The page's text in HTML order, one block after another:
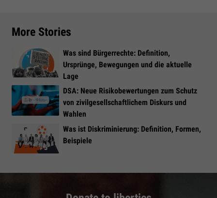
More Stories
Was sind Bürgerrechte: Definition,
Ursprünge, Bewegungen und die aktuelle
Lage
DSA: Neue Risikobewertungen zum Schutz
von zivilgesellschaftlichem Diskurs und
Wahlen
Was ist Diskriminierung: Definition, Formen,
Beispiele